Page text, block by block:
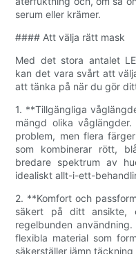
serum eller krämer.
#### Att välja rätt mask
Med det stora antalet
kan det vara svårt att
att tänka på när du gör
1. **Tillgängliga
mängd olika
problem, men flera
som kombinerar rött,
bredare spektrum av
idealiskt allt-i-ett-
2. **Komfort och
säkert på ditt ansikte,
regelbunden
flexibla material som
säkerställer jämn